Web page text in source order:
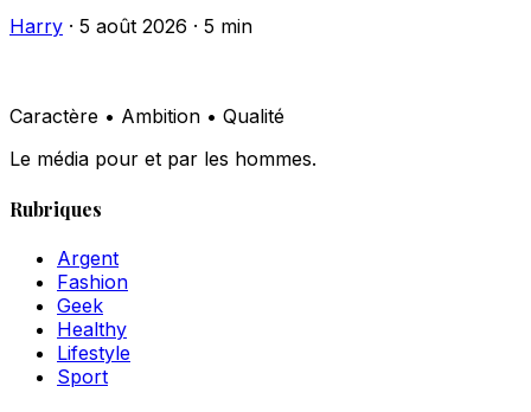
Harry · 5 août 2026 · 5 min
Caractère • Ambition • Qualité
Le média pour et par les hommes.
Rubriques
Argent
Fashion
Geek
Healthy
Lifestyle
Sport